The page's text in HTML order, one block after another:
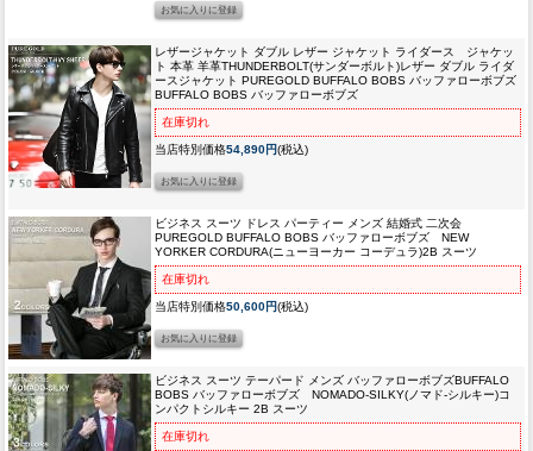
レザージャケット ダブル レザー ジャケット ライダース ジャケッ
ト 本革 羊革THUNDERBOLT(サンダーボルト)レザー ダブル ライダ
ースジャケット PUREGOLD BUFFALO BOBS バッファローボブズ
BUFFALO BOBS バッファローボブズ
在庫切れ
当店特別価格54,890円(税込)
ビジネス スーツ ドレス パーティー メンズ 結婚式 二次会
PUREGOLD BUFFALO BOBS バッファローボブズ NEW
YORKER CORDURA(ニューヨーカー コーデュラ)2B スーツ
在庫切れ
当店特別価格50,600円(税込)
ビジネス スーツ テーパード メンズ バッファローボブズBUFFALO
BOBS バッファローボブズ NOMADO-SILKY(ノマド-シルキー)コ
ンパクトシルキー 2B スーツ
在庫切れ